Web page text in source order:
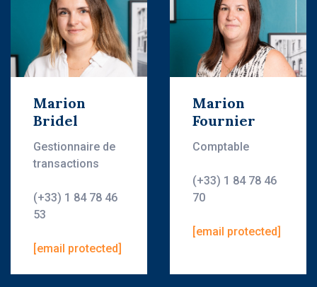
Marion
Bridel
Gestionnaire de
transactions
(+33) 1 84 78 46
53
[email protected]
Marion
Fournier
Comptable
(+33) 1 84 78 46
70
[email protected]